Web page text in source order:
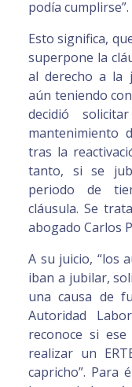
podía cumplirse”.
Esto significa,
superpone la
al derecho a la
aún teniendo
decidió
mantenimiento
tras la
tanto, si se
periodo de
cláusula. Se
abogado Carlos
A su juicio, “los
iban a jubilar,
una causa de
Autoridad
reconoce si
realizar un
capricho”. Para